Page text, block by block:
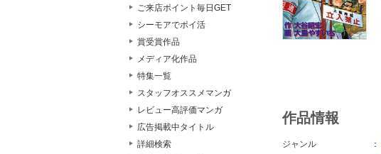
ご来店ポイント毎日GET
シーモアでポイ活
賞受賞作品
メディア化作品
特集一覧
スタッフオススメマンガ
レビュー高評価マンガ
広告掲載中タイトル
詳細検索
作品情報
ジャンル ：